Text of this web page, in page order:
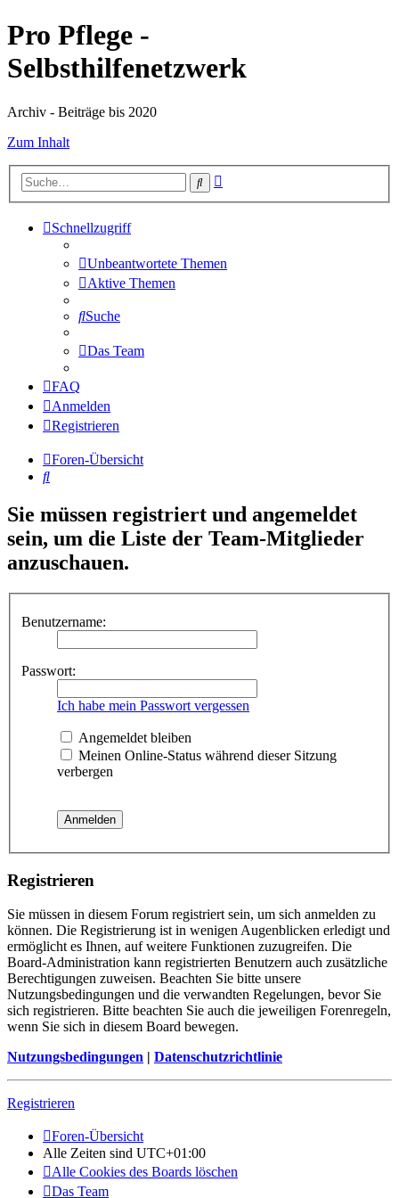
Pro Pflege -
Selbsthilfenetzwerk
Archiv - Beiträge bis 2020
Zum Inhalt
Suche
Schnellzugriff
Unbeantwortete Themen
Aktive Themen
Suche
Das Team
FAQ
Anmelden
Registrieren
Foren-Übersicht
Suche
Sie müssen registriert und angemeldet
sein, um die Liste der Team-Mitglieder
anzuschauen.
Benutzername:
Passwort:
Ich habe mein Passwort vergessen
Angemeldet bleiben
Meinen Online-Status während dieser Sitzung
verbergen
Registrieren
Sie müssen in diesem Forum registriert sein, um sich anmelden zu
können. Die Registrierung ist in wenigen Augenblicken erledigt und
ermöglicht es Ihnen, auf weitere Funktionen zuzugreifen. Die
Board-Administration kann registrierten Benutzern auch zusätzliche
Berechtigungen zuweisen. Beachten Sie bitte unsere
Nutzungsbedingungen und die verwandten Regelungen, bevor Sie
sich registrieren. Bitte beachten Sie auch die jeweiligen Forenregeln,
wenn Sie sich in diesem Board bewegen.
Nutzungsbedingungen | Datenschutzrichtlinie
Registrieren
Foren-Übersicht
Alle Zeiten sind UTC+01:00
Alle Cookies des Boards löschen
Das Team